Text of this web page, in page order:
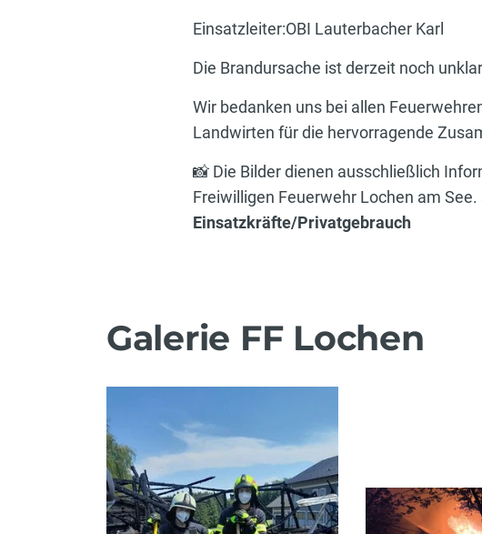
Einsatzleiter:OBI Lauterbacher Karl
Die Brandursache ist derzeit noch
Wir bedanken uns bei allen
Landwirten für die hervorragende
📸 Die Bilder dienen ausschließlich
Freiwilligen Feuerwehr Lochen am See.
Einsatzkräfte/Privatgebrauch
Galerie FF Lochen